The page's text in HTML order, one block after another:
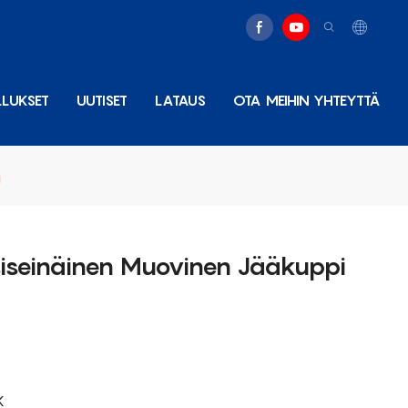
UUTISET LATAUS OTA MEIHIN YHTEYTTÄ
Muovinen Jääkuppi